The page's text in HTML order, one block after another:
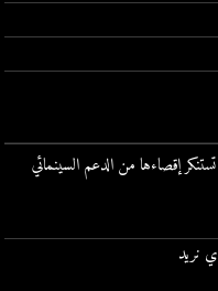
تستنكر إقصاءها من الدعم السينمائي
نريد